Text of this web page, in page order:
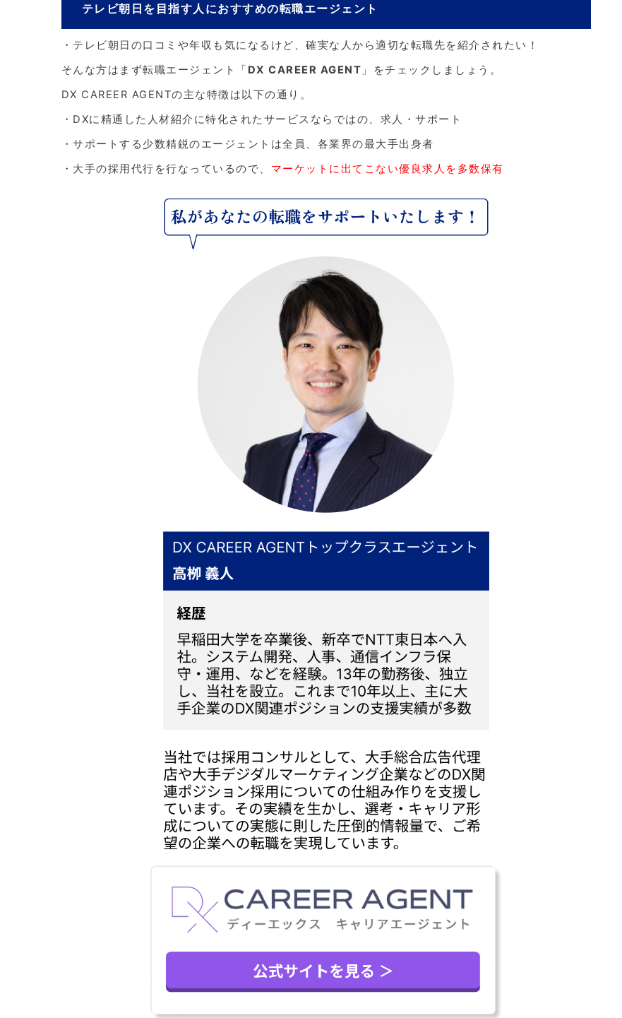
テレビ朝日を目指す人におすすめの転職エージェント
・テレビ朝日の口コミや年収も気になるけど、確実な人から適切な転職先を紹介されたい！
そんな方はまず転職エージェント「 DX CAREER AGENT 」をチェックしましょう。
DX CAREER AGENTの主な特徴は以下の通り。
・DXに精通した人材紹介に特化されたサービスならではの、求人・サポート
・サポートする少数精鋭のエージェントは全員、各業界の最大手出身者
・大手の採用代行を行なっているので、 マーケットに出てこない優良求人を多数保有